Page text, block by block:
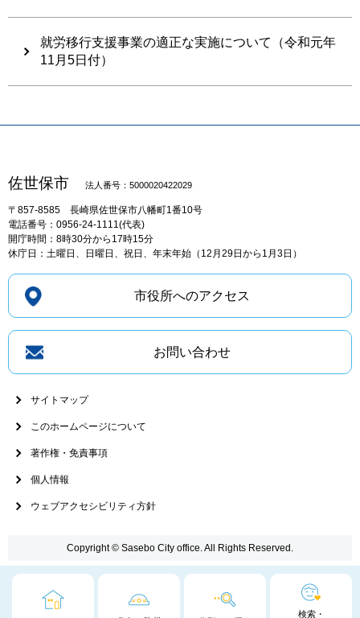
検索・
就労移行支援事業の適正な実施について（令和元年
11月5日付）
佐世保市 法人番号：5000020422029
〒857-8585 長崎県佐世保市八幡町1番10号
電話番号：0956-24-1111(代表)
開庁時間：8時30分から17時15分
休庁日：土曜日、日曜日、祝日、年末年始（12月29日から1月3日）
市役所へのアクセス
お問い合わせ
サイトマップ
このホームページについて
著作権・免責事項
個人情報
ウェブアクセシビリティ方針
Copyright © Sasebo City office. All Rights Reserved.